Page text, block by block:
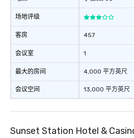
场地评级
客房
会议室
最大的房间
会议空间
457
1
4,000 平方英尺
13,000 平方英尺
Sunset Station Hotel &